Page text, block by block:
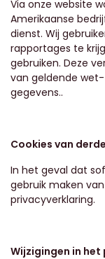
Via onze website
Amerikaanse
dienst. Wij
rapportages te
gebruiken. Deze
van geldende
gegevens..
Cookies van
In het geval dat
gebruik maken
privacyverklaring.
Wijzigingen in